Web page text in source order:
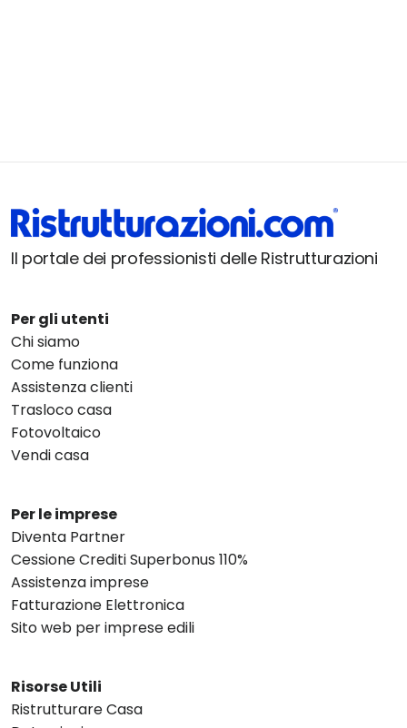
Il portale dei professionisti delle Ristrutturazioni
Per gli utenti
Chi siamo
Come funziona
Assistenza clienti
Trasloco casa
Fotovoltaico
Vendi casa
Per le imprese
Diventa Partner
Cessione Crediti Superbonus 110%
Assistenza imprese
Fatturazione Elettronica
Sito web per imprese edili
Risorse Utili
Ristrutturare Casa